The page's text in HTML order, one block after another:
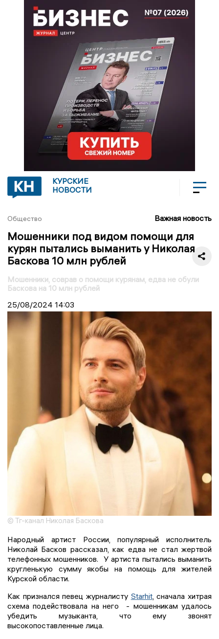
КУРСКИЕ
НОВОСТИ
Общество Важная новость
Мошенники под видом помощи для
курян пытались выманить у Николая
Баскова 10 млн рублей
Мошенники, соврав о помощи курянам, едва не обули
Баскова на 10 млн рублей
25/08/2024 14:03
© Тг-канал Николая Баскова
Народный артист России, популярный исполнитель
Николай Басков рассказал, как едва не стал жертвой
телефонных мошенников. У артиста пытались выманить
кругленькую сумму якобы на помощь для жителей
Курской области.
Как признался певец журналисту Starhit, сначала хитрая
схема подействовала на него - мошенникам удалось
убедить музыканта, что ему звонят
высокопоставленные лица.